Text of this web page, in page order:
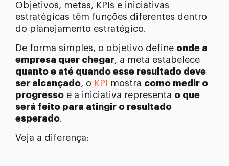
Objetivos, metas, KPIs e iniciativas
estratégicas têm funções diferentes dentro
do planejamento estratégico.
De forma simples, o objetivo define onde a
empresa quer chegar, a meta estabelece
quanto e até quando esse resultado deve
ser alcançado, o KPI mostra como medir o
progresso e a iniciativa representa o que
será feito para atingir o resultado
esperado.
Veja a diferença: